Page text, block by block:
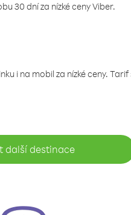
30 dní za nízké ceny Viber.
i na mobil za nízké ceny.
další destinace